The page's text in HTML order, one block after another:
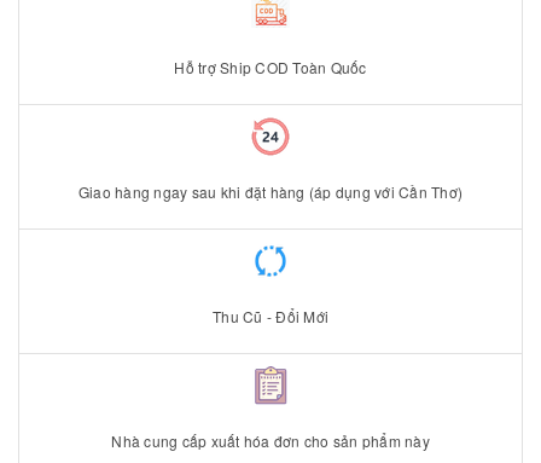
Hỗ trợ Ship COD Toàn Quốc
Giao hàng ngay sau khi đặt hàng (áp dụng với Cần Thơ)
Thu Cũ - Đổi Mới
Nhà cung cấp xuất hóa đơn cho sản phẩm này